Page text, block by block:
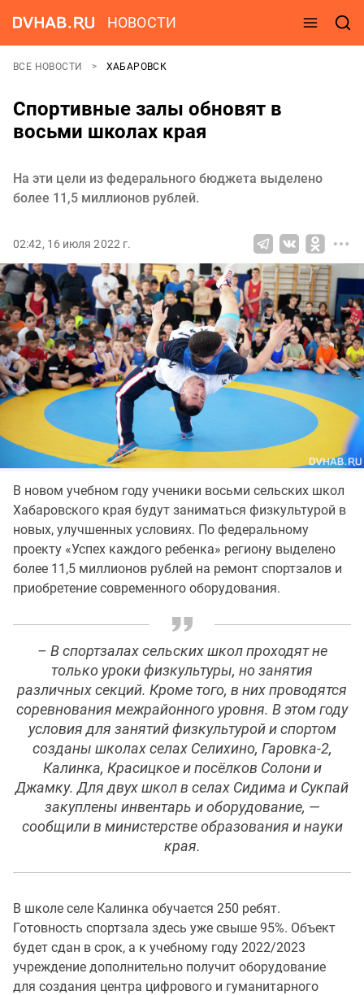
НОВОСТИ
ВСЕ НОВОСТИ ХАБАРОВСК
Спортивные залы обновят в
восьми школах края
На эти цели из федерального бюджета выделено
более 11,5 миллионов рублей.
02:42, 16 июля 2022 г.
В новом учебном году ученики восьми сельских школ
Хабаровского края будут заниматься физкультурой в
новых, улучшенных условиях. По федеральному
проекту «Успех каждого ребенка» региону выделено
более 11,5 миллионов рублей на ремонт спортзалов и
приобретение современного оборудования.
– В спортзалах сельских школ проходят не
только уроки физкультуры, но занятия
различных секций. Кроме того, в них проводятся
соревнования межрайонного уровня. В этом году
условия для занятий физкультурой и спортом
созданы школах селах Селихино, Гаровка-2,
Калинка, Красицкое и посёлков Солони и
Джамку. Для двух школ в селах Сидима и Сукпай
закуплены инвентарь и оборудование, —
сообщили в министерстве образования и науки
края.
В школе селе Калинка обучается 250 ребят.
Готовность спортзала здесь уже свыше 95%. Объект
будет сдан в срок, а к учебному году 2022/2023
учреждение дополнительно получит оборудование
для создания центра цифрового и гуманитарного